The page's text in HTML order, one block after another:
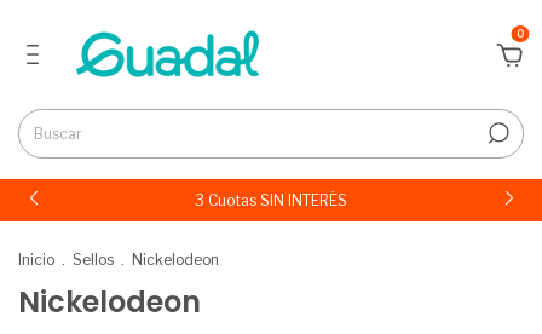
0
3 Cuotas SIN INTERÉS
Inicio . Sellos . Nickelodeon
Nickelodeon